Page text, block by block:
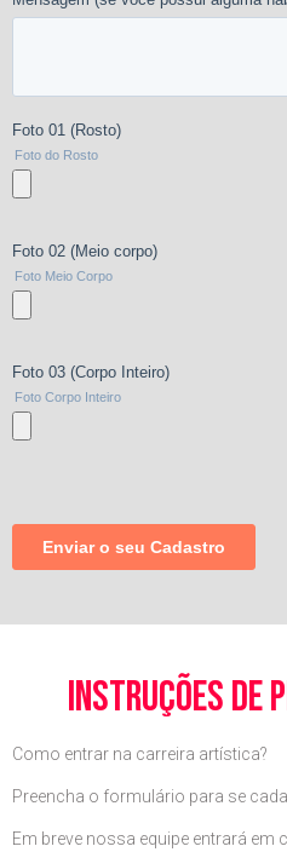
instruções de
Como entrar na carreira artística?
Preencha o formulário para se
Em breve nossa equipe entrará em